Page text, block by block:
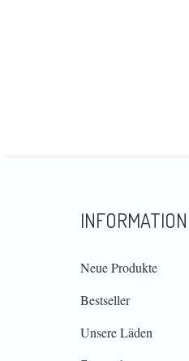
INFORMATION
Neue Produkte
Bestseller
Unsere Läden